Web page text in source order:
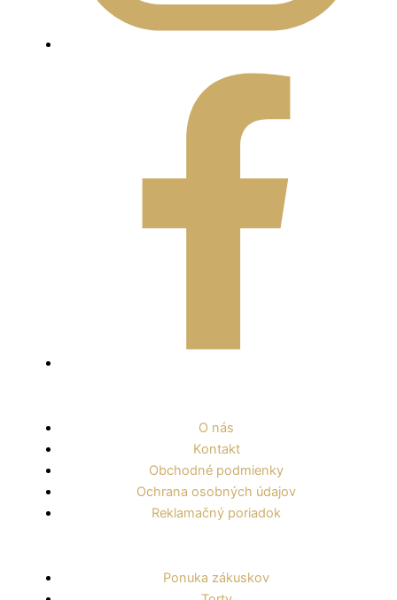
O nás
Kontakt
Obchodné podmienky
Ochrana osobných údajov
Reklamačný poriadok
Ponuka zákuskov